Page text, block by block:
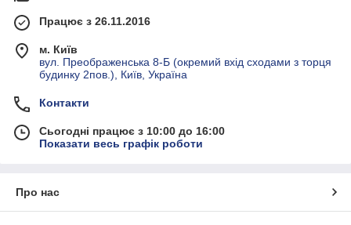
Працює з 26.11.2016
м. Київ
вул. Преображенська 8-Б (окремий вхід сходами з торця
будинку 2пов.), Київ, Україна
Контакти
Сьогодні працює з 10:00 до 16:00
Показати весь графік роботи
Про нас